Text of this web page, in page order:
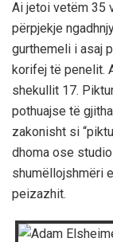
Ai jetoi vetëm 35
përpjekje
gurthemeli i asaj
korifej të penelit.
shekullit 17.
pothuajse të
zakonisht si
dhoma ose
shumëllojshmëri
peizazhit.